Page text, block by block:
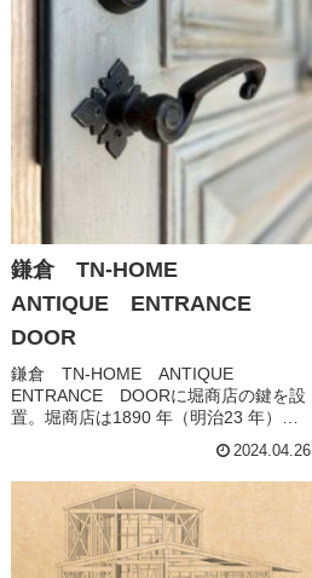
鎌倉 TN-HOME
ANTIQUE ENTRANCE
DOOR
鎌倉 TN-HOME ANTIQUE
ENTRANCE DOORに堀商店の鍵を設
置。堀商店は1890 年（明治23 年）創
業「安全性が高く堅牢なこと」、「質
感のある重厚なデザイン」、堀商店様
が一貫して守り続けている製品開発に
おける理念です。...
2024.04.26